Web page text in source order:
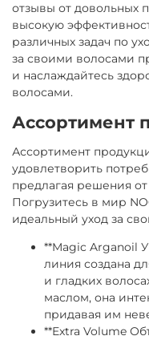
отзывы от довольных
высокую
различных задач по
за своими волосами
и наслаждайтесь
волосами.
Ассортимент
Ассортимент
удовлетворить
предлагая решения
Погрузитесь в мир
идеальный уход за
**Magic Arganoil
линия создана
и гладких
маслом, она
придавая им
**Extra Volume